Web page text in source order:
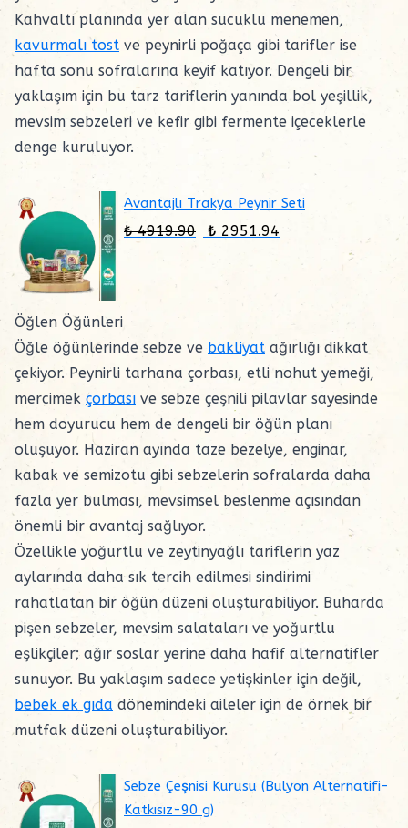
Kahvaltı planında yer alan sucuklu menemen,
kavurmalı tost ve peynirli poğaça gibi tarifler ise
hafta sonu sofralarına keyif katıyor. Dengeli bir
yaklaşım için bu tarz tariflerin yanında bol yeşillik,
mevsim sebzeleri ve kefir gibi fermente içeceklerle
denge kuruluyor.
Avantajlı Trakya Peynir Seti
₺ 4919.90 ₺ 2951.94
Öğlen Öğünleri
Öğle öğünlerinde sebze ve bakliyat ağırlığı dikkat
çekiyor. Peynirli tarhana çorbası, etli nohut yemeği,
mercimek çorbası ve sebze çeşnili pilavlar sayesinde
hem doyurucu hem de dengeli bir öğün planı
oluşuyor. Haziran ayında taze bezelye, enginar,
kabak ve semizotu gibi sebzelerin sofralarda daha
fazla yer bulması, mevsimsel beslenme açısından
önemli bir avantaj sağlıyor.
Özellikle yoğurtlu ve zeytinyağlı tariflerin yaz
aylarında daha sık tercih edilmesi sindirimi
rahatlatan bir öğün düzeni oluşturabiliyor. Buharda
pişen sebzeler, mevsim salataları ve yoğurtlu
eşlikçiler; ağır soslar yerine daha hafif alternatifler
sunuyor. Bu yaklaşım sadece yetişkinler için değil,
bebek ek gıda dönemindeki aileler için de örnek bir
mutfak düzeni oluşturabiliyor.
Sebze Çeşnisi Kurusu (Bulyon Alternatifi-
Katkısız-90 g)